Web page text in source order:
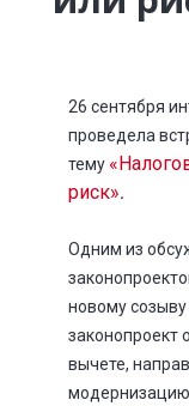
26 сентября
проведела
тему
риск».
Одним из
новому созыву
законопроект
вычете,
модернизацию